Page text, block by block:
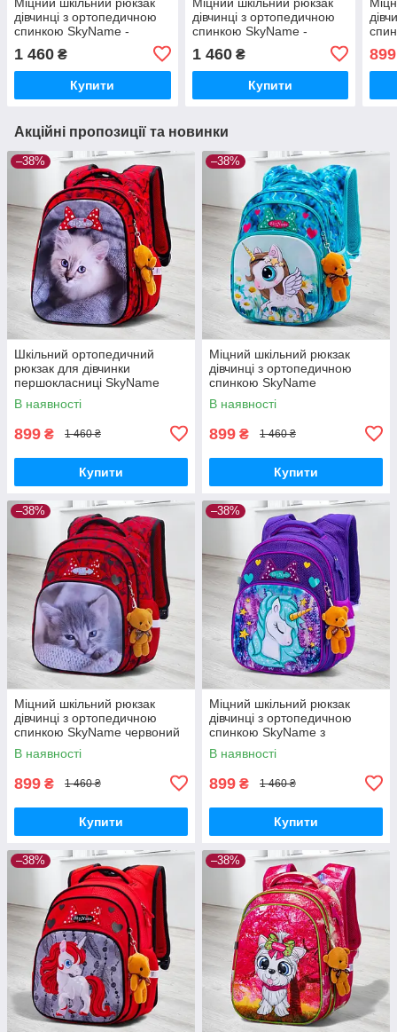
дівчинці з ортопедичною
спинкою SkyName -
Водонепроникний
портфель для школи 1-4
1 460 ₴
Купити
дівчинці з ортопедичною
спинкою SkyName -
Водонепроникний
портфель для школи 1-4
1 460₴
Купити
899
Акційні пропозиції та новинки
–38%
Шкільний ортопедичний
рюкзак для дівчинки
першокласниці SkyName
червоний з котиком/
Водонепроникний портфель
В наявності
899 ₴ 1 460 ₴
Купити
–38%
Міцний шкільний рюкзак
дівчинці з ортопедичною
спинкою SkyName
"Єдиноріг"/ Водонепроникний
блакитний портфель для
В наявності
899 ₴ 1 460 ₴
Купити
–38%
Міцний шкільний рюкзак
дівчинці з ортопедичною
спинкою SkyName червоний
"Котик"/ Водонепроникний
портфель для школи 1-4 клас
В наявності
899 ₴ 1 460 ₴
Купити
–38%
Міцний шкільний рюкзак
дівчинці з ортопедичною
спинкою SkyName з
конячкою/ Водонепроникний
портфель для школи 1-4 клас
В наявності
899 ₴ 1 460 ₴
Купити
–38% –38%